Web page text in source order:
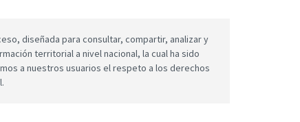
diseñada para consultar, compartir, analizar y
territorial a nivel nacional, la cual ha sido
a nuestros usuarios el respeto a los derechos